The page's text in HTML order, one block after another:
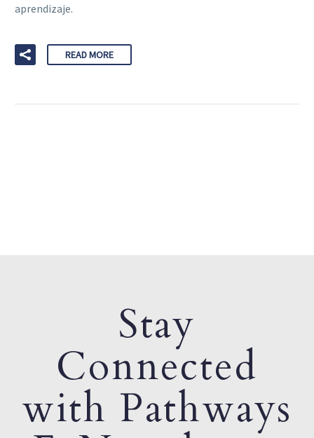
aprendizaje.
READ MORE
Stay
Connected
with Pathways